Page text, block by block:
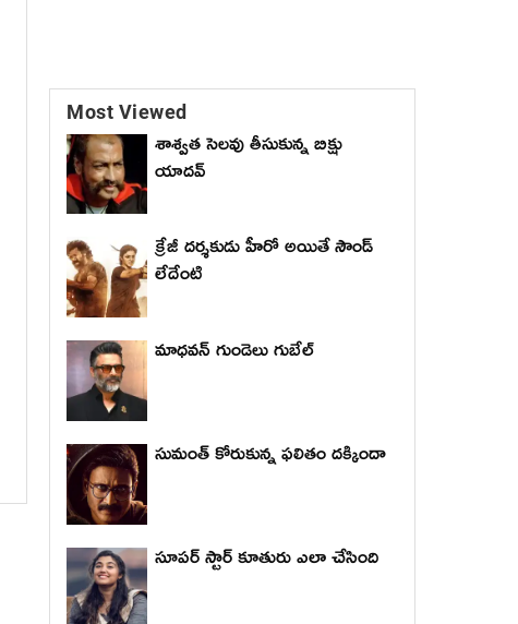
Most Viewed
శాశ్వత సెలవు తీసుకున్న బిక్షు
యాదవ్
క్రేజీ దర్శకుడు హీరో అయితే సౌండ్
లేదేంటి
మాధ‌వ‌న్ గుండెలు గుబేల్‌
సుమంత్ కోరుకున్న ఫలితం దక్కిందా
సూపర్ స్టార్ కూతురు ఎలా చేసింది